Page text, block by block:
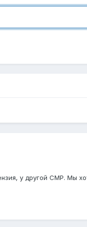
у другой СМР. Мы